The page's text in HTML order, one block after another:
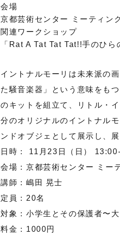
会場
京都芸術センター ミーティン
関連ワークショップ
「Rat A Tat Tat Tat!!手のひら
イントナルモーリは未来派の
た騒音楽器」という意味をも
のキットを組立て、リトル・
分のオリジナルのイントナル
ンドオブジェとして展示し、
日時： 11月23日（日）
会場：京都芸術センター ミー
講師：嶋田 晃士
定員：20名
対象：小学生とその保護者〜
料金：1000円